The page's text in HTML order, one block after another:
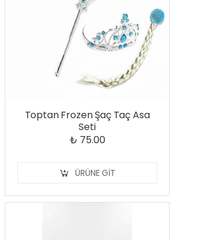
Toptan Frozen Şaç Taç Asa
Seti
₺ 75.00
ÜRÜNE GIT